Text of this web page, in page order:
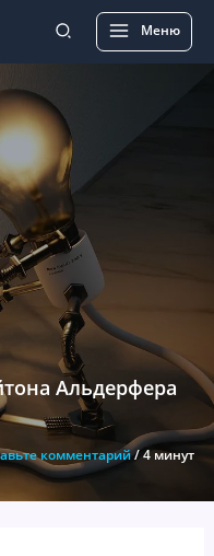
Main
Menu
Меню
Альдерфера
комментарий/4 минут